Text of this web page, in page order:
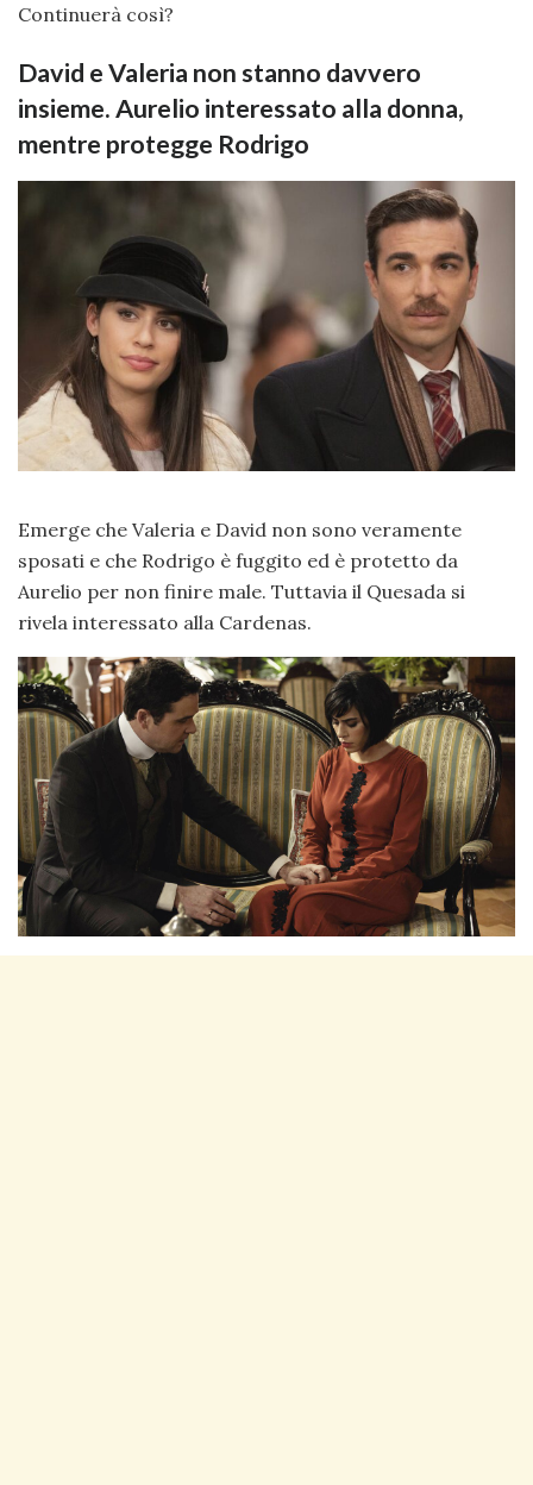
Continuerà così?
David e Valeria non stanno davvero
insieme. Aurelio interessato alla donna,
mentre protegge Rodrigo
Emerge che Valeria e David non sono veramente
sposati e che Rodrigo è fuggito ed è protetto da
Aurelio per non finire male. Tuttavia il Quesada si
rivela interessato alla Cardenas.